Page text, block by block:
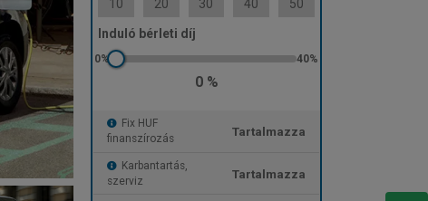
10
20 30 40 50
Induló bérleti díj
0 %
Fix HUF
finanszírozás
Tartalmazza
Karbantartás,
szerviz
Tartalmazza